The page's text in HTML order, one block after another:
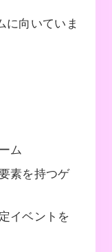
に向いていま
ム
素を持つゲ
イベントを